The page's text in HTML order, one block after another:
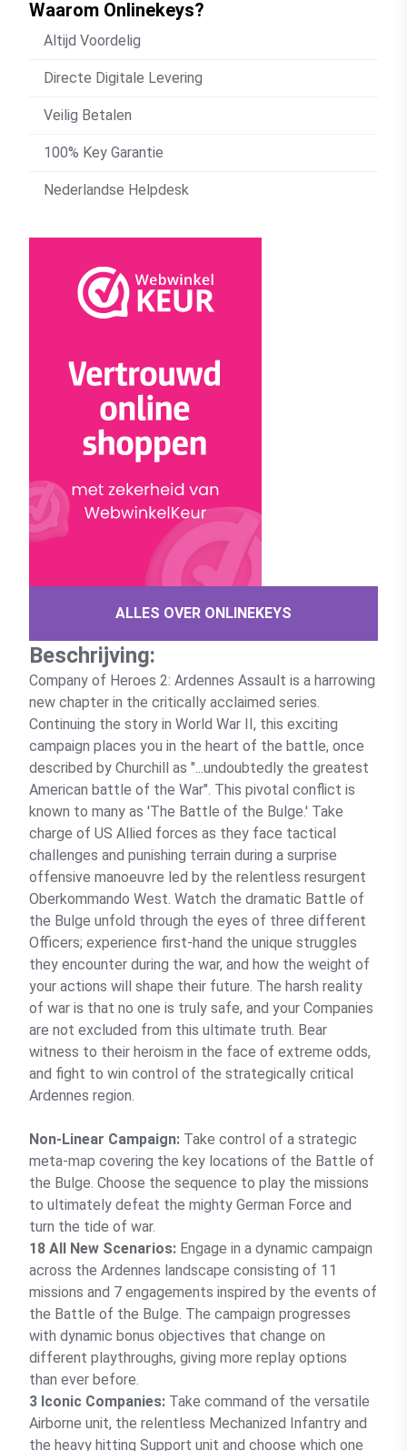
Waarom Onlinekeys?
Altijd Voordelig
Directe Digitale Levering
Veilig Betalen
100% Key Garantie
Nederlandse Helpdesk
ALLES OVER ONLINEKEYS
Beschrijving:
Company of Heroes 2: Ardennes Assault is a harrowing
new chapter in the critically acclaimed series.
Continuing the story in World War II, this exciting
campaign places you in the heart of the battle, once
described by Churchill as "...undoubtedly the greatest
American battle of the War". This pivotal conflict is
known to many as 'The Battle of the Bulge.' Take
charge of US Allied forces as they face tactical
challenges and punishing terrain during a surprise
offensive manoeuvre led by the relentless resurgent
Oberkommando West. Watch the dramatic Battle of
the Bulge unfold through the eyes of three different
Officers; experience first-hand the unique struggles
they encounter during the war, and how the weight of
your actions will shape their future. The harsh reality
of war is that no one is truly safe, and your Companies
are not excluded from this ultimate truth. Bear
witness to their heroism in the face of extreme odds,
and fight to win control of the strategically critical
Ardennes region.
Non-Linear Campaign: Take control of a strategic
meta-map covering the key locations of the Battle of
the Bulge. Choose the sequence to play the missions
to ultimately defeat the mighty German Force and
turn the tide of war.
18 All New Scenarios: Engage in a dynamic campaign
across the Ardennes landscape consisting of 11
missions and 7 engagements inspired by the events of
the Battle of the Bulge. The campaign progresses
with dynamic bonus objectives that change on
different playthroughs, giving more replay options
than ever before.
3 Iconic Companies: Take command of the versatile
Airborne unit, the relentless Mechanized Infantry and
the heavy hitting Support unit and choose which one